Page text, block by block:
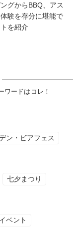
グからBBQ、アス
験を存分に堪能で
を紹介
ワードはコレ！
ン・ビアフェス
七夕まつり
ベント